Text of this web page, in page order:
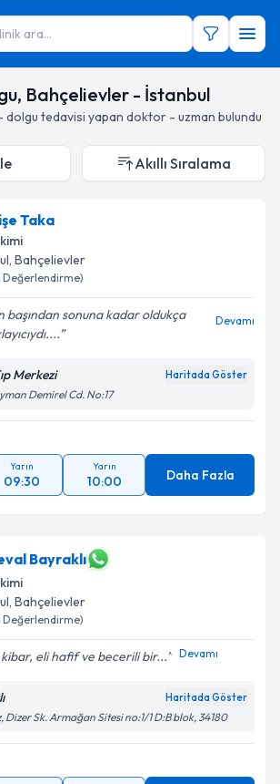
ara...
Bahçelievler - İstanbul
dolgu tedavisi yapan doktor - uzman bulundu
Akıllı Sıralama
Taka
, Bahçelievler
Değerlendirme)
başından sonuna kadar oldukça
Devamı
Merkezi Haritada Göster
Demirel Cd. No:17
Yarın
09:30
Yarın
10:00 Daha Fazla
Bayraklı
, Bahçelievler
Değerlendirme)
eli hafif ve becerili bir... Devamı
Haritada Göster
Dizer Sk. Armağan Sitesi no:1/1 D:B blok, 34180